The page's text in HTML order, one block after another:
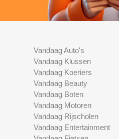
Vandaag Auto's
Vandaag Klussen
Vandaag Koeriers
Vandaag Beauty
Vandaag Boten
Vandaag Motoren
Vandaag Rijscholen
Vandaag Entertainment